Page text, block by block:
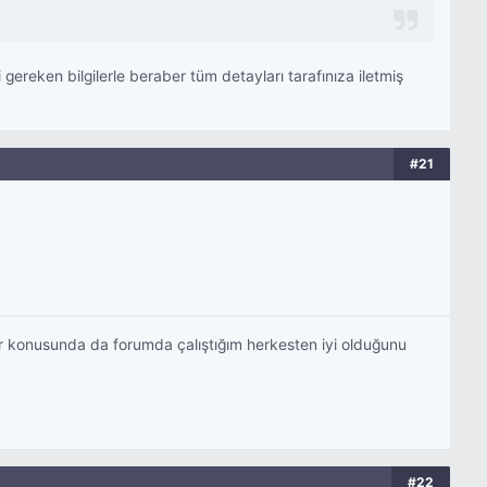
bilgilerle beraber tüm detayları tarafınıza iletmiş
#21
da forumda çalıştığım herkesten iyi olduğunu
#22